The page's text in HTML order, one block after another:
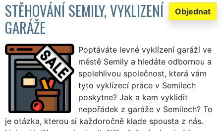
Objednat
STĚHOVÁNÍ SEMILY, VYKLIZENÍ
GARÁŽE
Poptáváte levné vyklízení garáží ve
městě Semily a hledáte odbornou a
spolehlivou společnost, která vám
tyto vyklízecí práce v Semilech
poskytne? Jak a kam vyklidit
nepořádek z garáže v Semilech? To
je otázka, kterou si každoročně klade spousta z nás.